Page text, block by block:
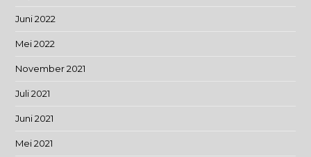
Juni 2022
Mei 2022
November 2021
Juli 2021
Juni 2021
Mei 2021